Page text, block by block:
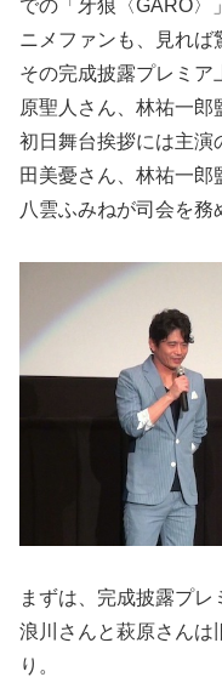
での「牙狼〈GARO〉
ニメファンも、見れば
その完成披露プレミ
原聖人さん、林祐一郎
初日舞台挨拶には主演
田美憂さん、林祐一郎
八雲ふみねが司会を務
まずは、完成披露プレ
浪川さんと萩原さんは
り。